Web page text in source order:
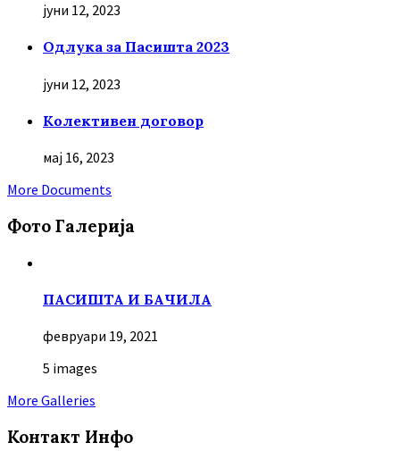
јуни 12, 2023
Oдлука за Пасишта 2023
јуни 12, 2023
Колективен договор
мај 16, 2023
More Documents
Фото Галерија
ПАСИШТА И БАЧИЛА
февруари 19, 2021
5 images
More Galleries
Контакт Инфо